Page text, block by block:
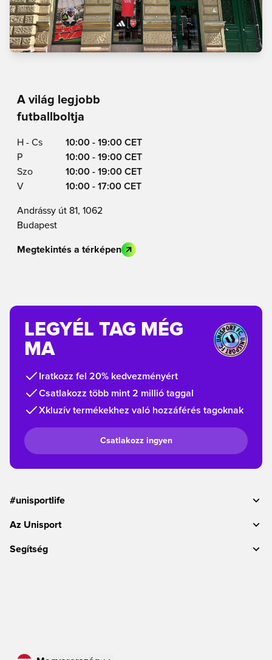
A világ legjobb
futballboltja
H - Cs
10:00 - 19:00 CET
P
10:00 - 19:00 CET
Szo
10:00 - 19:00 CET
V
10:00 - 17:00 CET
Andrássy út 81, 1062
Budapest
Megtekintés a térképen
LEGYÉL TAG MÉG
MA
Iratkozz fel 20% kedvezményért
Csatlakozz több mint 2 millió taggal
Xkluzív termékekhez való hozzáférés tagoknak
Csatlakozz ingyen
#unisportlife
Az Unisport
Segítség